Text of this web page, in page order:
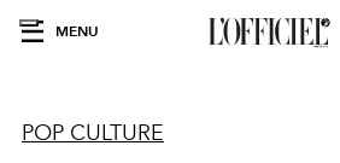
MENU
POP CULTURE